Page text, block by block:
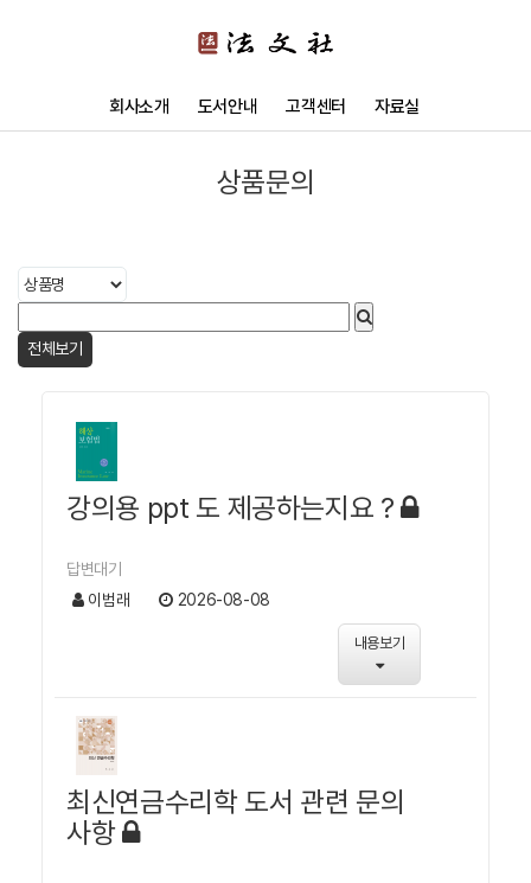
회사소개 도서안내 고객센터 자료실
상품문의
전체보기
강의용 ppt 도 제공하는지요 ?
답변대기
이범래
2026-08-08
내용보기
최신연금수리학 도서 관련 문의
사항